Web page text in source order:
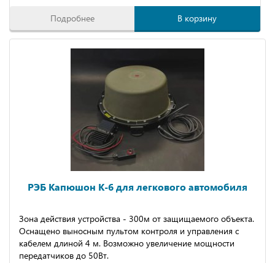
Подробнее В корзину
РЭБ Капюшон К-6 для легкового автомобиля
Зона действия устройства - 300м от защищаемого объекта.
Оснащено выносным пультом контроля и управления с
кабелем длиной 4 м. Возможно увеличение мощности
передатчиков до 50Вт.